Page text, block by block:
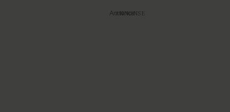
Annonce